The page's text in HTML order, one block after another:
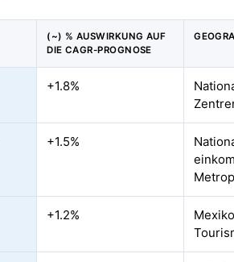
(~) % AUSWIRKUNG AUF
DIE CAGR-PROGNOSE
+1.8%
+1.5%
+1.2%